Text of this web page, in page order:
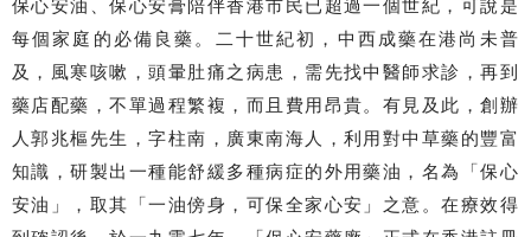
保心安油、保心安膏陪伴香港市民已超過一個世紀，可說是
每個家庭的必備良藥。二十世紀初，中西成藥在港尚未普
及，風寒咳嗽，頭暈肚痛之病患，需先找中醫師求診，再到
藥店配藥，不單過程繁複，而且費用昂貴。有見及此，創辦
人郭兆樞先生，字柱南，廣東南海人，利用對中草藥的豐富
知識，研製出一種能舒緩多種病症的外用藥油，名為「保心
安油」，取其「一油傍身，可保全家心安」之意。在療效得